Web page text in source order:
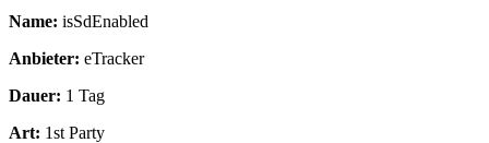
Name: isSdEnabled
Anbieter: eTracker
Dauer: 1 Tag
Art: 1st Party